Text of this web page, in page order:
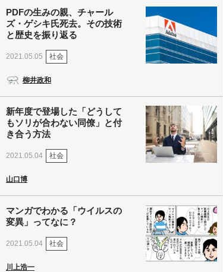
PDFの生みの親、チャール
ズ・ゲシキ氏死去。その技術
と歴史を振り返る
2021.05.05 社会
柳井政和
新年度で登場した「どうして
もソリが合わない同僚」と付
き合う方法
2021.05.04 社会
山口博
マンガでわかる「ウイルスの
変異」ってなに？
2021.05.04 社会
川上浩一